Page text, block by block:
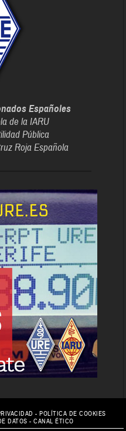
Españoles
de la IARU
Pública
Roja Española
-POLÍTICA DE COOKIES
DATOS -CANAL ÉTICO